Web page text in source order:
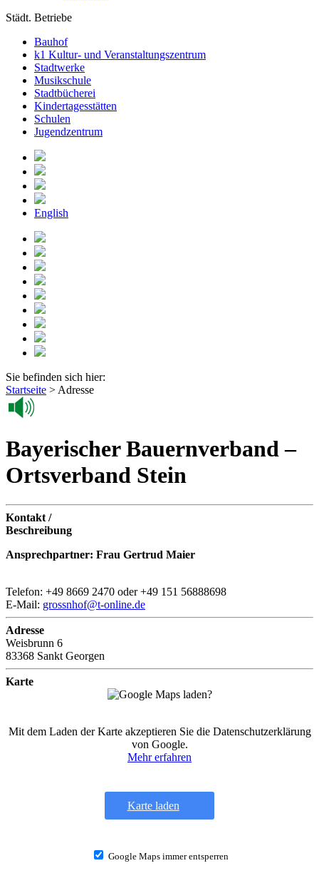
Städt. Betriebe
Bauhof
k1 Kultur- und Veranstaltungszentrum
Stadtwerke
Musikschule
Stadtbücherei
Kindertagesstätten
Schulen
Jugendzentrum
English
Sie befinden sich hier:
Startseite > Adresse
Bayerischer Bauernverband –
Ortsverband Stein
Kontakt /
Beschreibung
Ansprechpartner: Frau Gertrud Maier
Telefon: +49 8669 2470 oder +49 151 56888698
E-Mail: grossnhof@t-online.de
Adresse
Weisbrunn 6
83368 Sankt Georgen
Karte
Mit dem Laden der Karte akzeptieren Sie die Datenschutzerklärung
von Google.
Mehr erfahren
Karte laden
Google Maps immer entsperren